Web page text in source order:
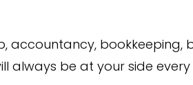
bookkeeping,
always be at your side